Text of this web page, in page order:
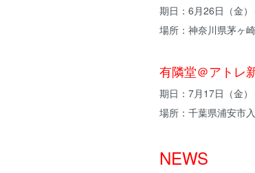
期日：6月26日（金）
場所：神奈川県茅
有隣堂＠アト
期日：7月17日（金）
場所：千葉県浦安
NEWS